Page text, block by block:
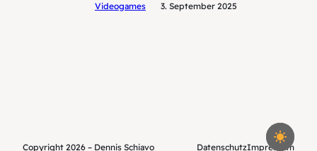
Videogames 3. September 2025
Copyright 2026 – Dennis Schiavo DatenschutzImpressum